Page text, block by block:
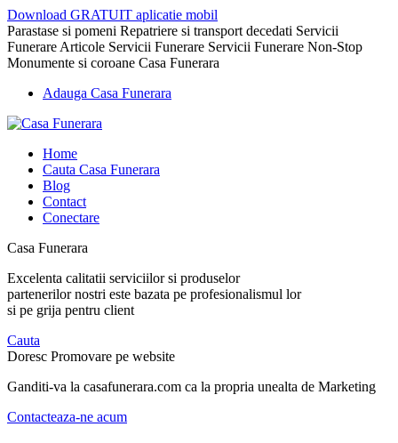
Download GRATUIT aplicatie mobil
Parastase si pomeni Repatriere si transport decedati Servicii
Funerare Articole Servicii Funerare Servicii Funerare Non-Stop
Monumente si coroane Casa Funerara
Adauga Casa Funerara
Home
Cauta Casa Funerara
Blog
Contact
Conectare
Casa Funerara
Excelenta calitatii serviciilor si produselor
partenerilor nostri este bazata pe profesionalismul lor
si pe grija pentru client
Cauta
Doresc Promovare pe website
Ganditi-va la casafunerara.com ca la propria unealta de Marketing
Contacteaza-ne acum